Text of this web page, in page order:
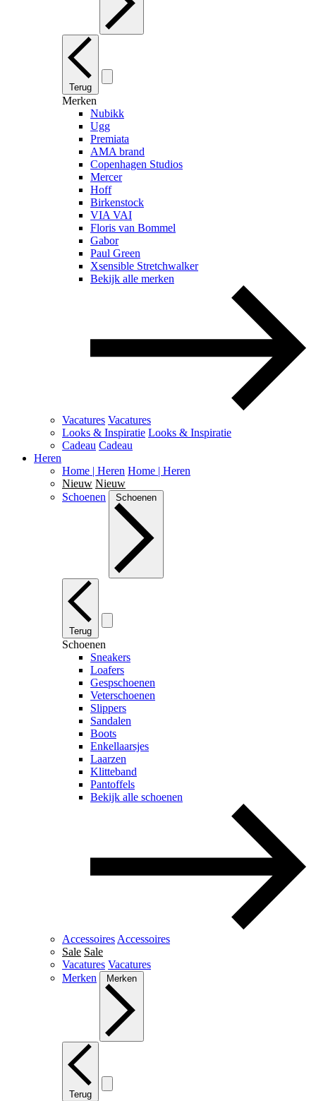
Terug
Merken
Nubikk
Ugg
Premiata
AMA brand
Copenhagen Studios
Mercer
Hoff
Birkenstock
VIA VAI
Floris van Bommel
Gabor
Paul Green
Xsensible Stretchwalker
Bekijk alle merken
Vacatures Vacatures
Looks & Inspiratie Looks & Inspiratie
Cadeau Cadeau
Heren
Home | Heren Home | Heren
Nieuw Nieuw
Schoenen
Schoenen
Terug
Schoenen
Sneakers
Loafers
Gespschoenen
Veterschoenen
Slippers
Sandalen
Boots
Enkellaarsjes
Laarzen
Klitteband
Pantoffels
Bekijk alle schoenen
Accessoires Accessoires
Sale Sale
Vacatures Vacatures
Merken
Merken
Terug